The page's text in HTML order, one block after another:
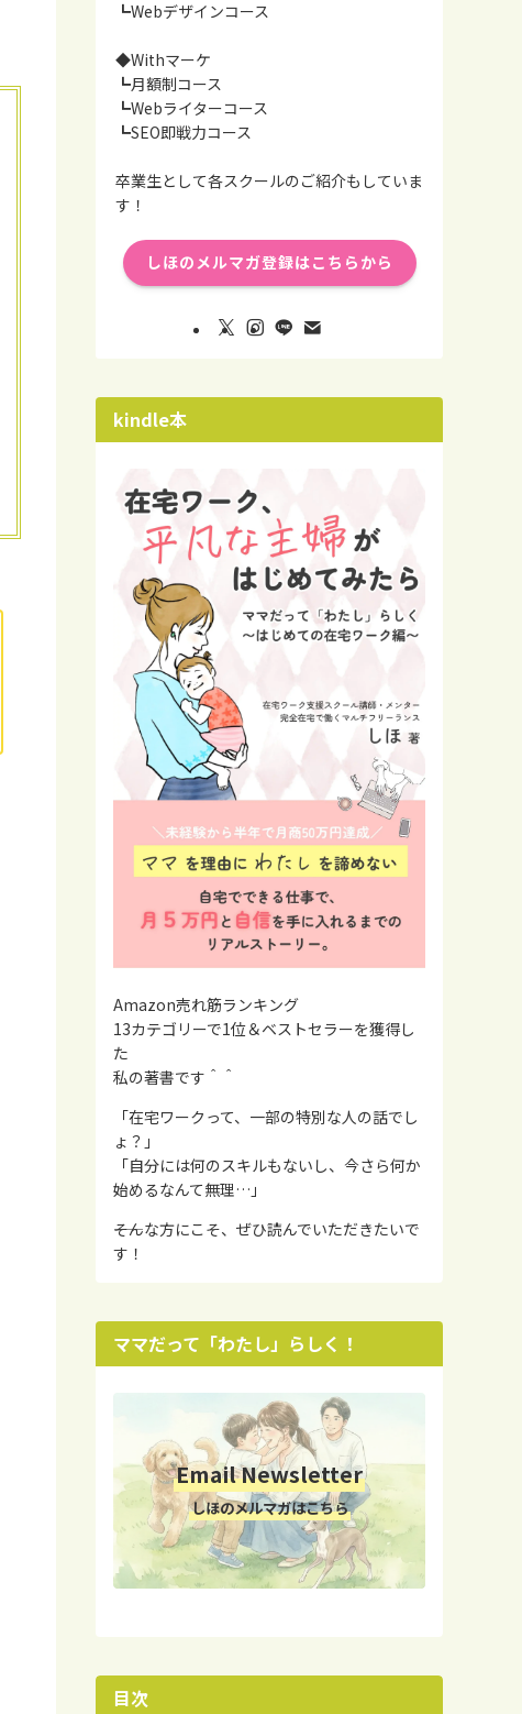
┗Webデザインコース
◆Withマーケ
┗月額制コース
┗Webライターコース
┗SEO即戦力コース
卒業生として各スクールのご紹介もしていま
す！
しほのメルマガ登録はこちらから
kindle本
Amazon売れ筋ランキング
13カテゴリーで1位＆ベストセラーを獲得し
た
私の著書です＾＾
「在宅ワークって、一部の特別な人の話でし
ょ？」
「自分には何のスキルもないし、今さら何か
始めるなんて無理…」
――そんな方にこそ、ぜひ読んでいただきたいで
す！
ママだって「わたし」らしく！
Email Newsletter
しほのメルマガはこちら
目次